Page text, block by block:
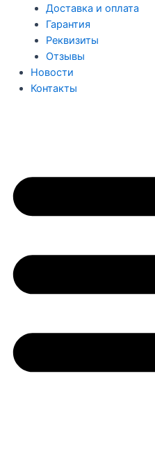
Доставка и оплата
Гарантия
Реквизиты
Отзывы
Новости
Контакты